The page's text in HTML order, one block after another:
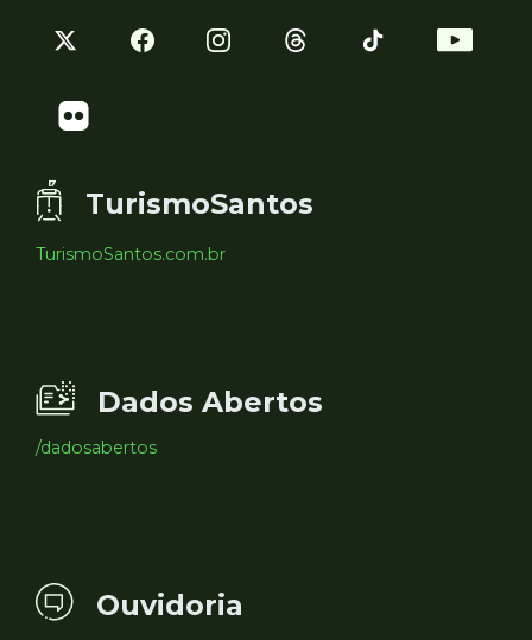
TurismoSantos
TurismoSantos.com.br
Dados Abertos
/dadosabertos
Ouvidoria